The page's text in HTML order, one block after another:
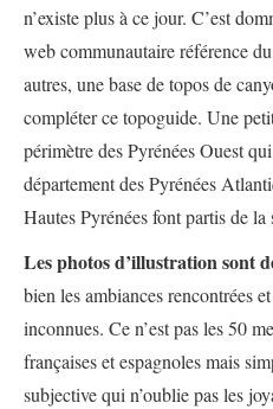
n’existe plus à ce jour. C’est
web communautaire référence
autres, une base de topos de
compléter ce topoguide. Une
périmètre des Pyrénées Ouest
département des Pyrénées
Hautes Pyrénées font partis de la
Les photos d’illustration sont
bien les ambiances rencontrées
inconnues. Ce n’est pas les 50
françaises et espagnoles mais
subjective qui n’oublie pas les